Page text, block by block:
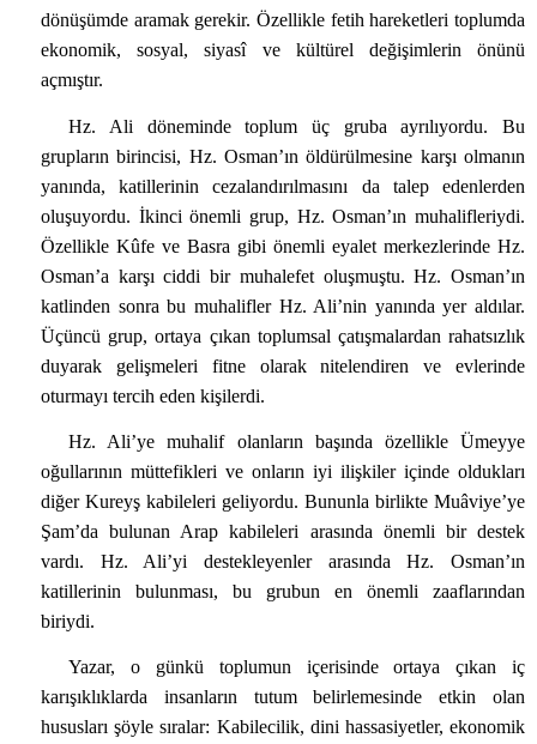
dönüşümde aramak gerekir. Özellikle fetih hareketleri toplumda
ekonomik, sosyal, siyasî ve kültürel değişimlerin önünü
açmıştır.
Hz. Ali döneminde toplum üç gruba ayrılıyordu. Bu
grupların birincisi, Hz. Osman’ın öldürülmesine karşı olmanın
yanında, katillerinin cezalandırılmasını da talep edenlerden
oluşuyordu. İkinci önemli grup, Hz. Osman’ın muhalifleriydi.
Özellikle Kûfe ve Basra gibi önemli eyalet merkezlerinde Hz.
Osman’a karşı ciddi bir muhalefet oluşmuştu. Hz. Osman’ın
katlinden sonra bu muhalifler Hz. Ali’nin yanında yer aldılar.
Üçüncü grup, ortaya çıkan toplumsal çatışmalardan rahatsızlık
duyarak gelişmeleri fitne olarak nitelendiren ve evlerinde
oturmayı tercih eden kişilerdi.
Hz. Ali’ye muhalif olanların başında özellikle Ümeyye
oğullarının müttefikleri ve onların iyi ilişkiler içinde oldukları
diğer Kureyş kabileleri geliyordu. Bununla birlikte Muâviye’ye
Şam’da bulunan Arap kabileleri arasında önemli bir destek
vardı. Hz. Ali’yi destekleyenler arasında Hz. Osman’ın
katillerinin bulunması, bu grubun en önemli zaaflarından
biriydi.
Yazar, o günkü toplumun içerisinde ortaya çıkan iç
karışıklıklarda insanların tutum belirlemesinde etkin olan
hususları şöyle sıralar: Kabilecilik, dini hassasiyetler, ekonomik